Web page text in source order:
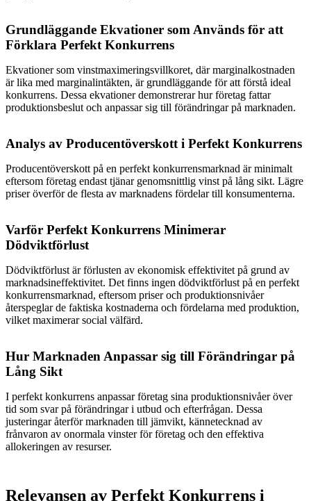
Grundläggande Ekvationer som Används för att
Förklara Perfekt Konkurrens
Ekvationer som vinstmaximeringsvillkoret, där marginalkostnaden
är lika med marginalintäkten, är grundläggande för att förstå ideal
konkurrens. Dessa ekvationer demonstrerar hur företag fattar
produktionsbeslut och anpassar sig till förändringar på marknaden.
Analys av Producentöverskott i Perfekt Konkurrens
Producentöverskott på en perfekt konkurrensmarknad är minimalt
eftersom företag endast tjänar genomsnittlig vinst på lång sikt. Lägre
priser överför de flesta av marknadens fördelar till konsumenterna.
Varför Perfekt Konkurrens Minimerar
Dödviktförlust
Dödviktförlust är förlusten av ekonomisk effektivitet på grund av
marknadsineffektivitet. Det finns ingen dödviktförlust på en perfekt
konkurrensmarknad, eftersom priser och produktionsnivåer
återspeglar de faktiska kostnaderna och fördelarna med produktion,
vilket maximerar social välfärd.
Hur Marknaden Anpassar sig till Förändringar på
Lång Sikt
I perfekt konkurrens anpassar företag sina produktionsnivåer över
tid som svar på förändringar i utbud och efterfrågan. Dessa
justeringar återför marknaden till jämvikt, kännetecknad av
frånvaron av onormala vinster för företag och den effektiva
allokeringen av resurser.
Relevansen av Perfekt Konkurrens i